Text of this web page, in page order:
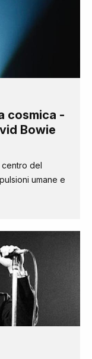
cosmica -
Bowie
del
umane e